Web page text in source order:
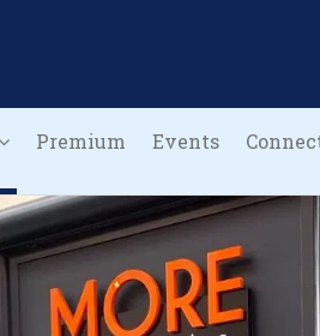
Premium Events